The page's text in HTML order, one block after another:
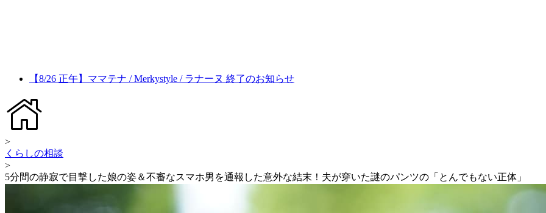
【8/26 正午】ママテナ / Merkystyle / ラナーヌ 終了のお知らせ
>
くらしの相談
>
5分間の静寂で目撃した娘の姿＆不審なスマホ男を通報した意外な結末！夫が穿いた謎のパンツの「とんでもない正体」